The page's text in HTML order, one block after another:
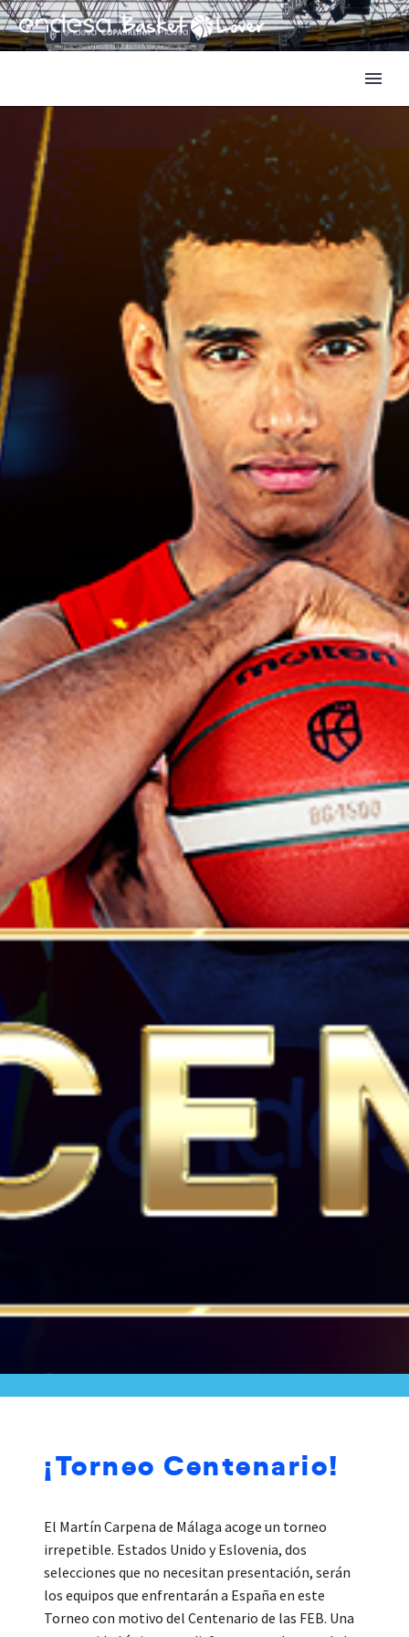
¡Torneo Centenario!
El Martín Carpena de Málaga acoge un torneo
irrepetible. Estados Unido y Eslovenia, dos
selecciones que no necesitan presentación, serán
los equipos que enfrentarán a España en este
Torneo con motivo del Centenario de las FEB. Una